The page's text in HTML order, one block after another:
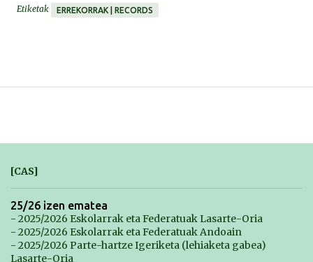
Etiketak ERREKORRAK | RECORDS
[CAS]
25/26 izen ematea
- 2025/2026 Eskolarrak eta Federatuak Lasarte-Oria
- 2025/2026 Eskolarrak eta Federatuak Andoain
- 2025/2026 Parte-hartze Igeriketa (lehiaketa gabea)
Lasarte-Oria